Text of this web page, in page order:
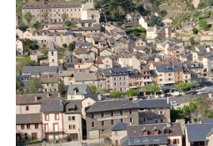
i
e
n
n
e
p
r
è